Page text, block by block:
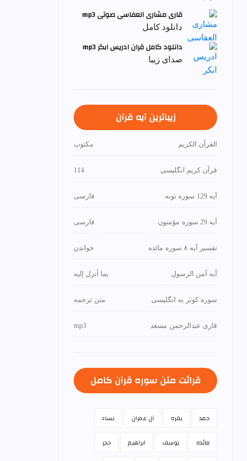
قاری مشاری العفاسی صوتی mp3
دانلود کامل
دانلود کامل قران ادریس ابکر mp3
صدای زیبا
زیباترین آیه قرآن
القرآن الكريم مكتوب
قرآن کریم انگلیسی 114
آیه 129 سوره توبه فارسی
آیه 29 سوره مؤمنون فارسی
تفسیر آیه ۸ سوره مائده خواندن
آیه آمن الرسول بما أنزل إليه
سوره کوثر به انگلیسی متن ترجمه
قاری عبدالرحمن مسعد mp3
قرائت متن سوره قرآن كامل
حمد بقره آل عمران نساء
مائده يوسف ابراهيم حجر